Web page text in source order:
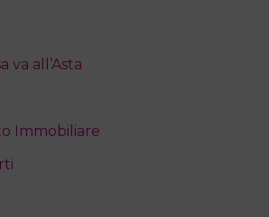
va all’Asta
Immobiliare